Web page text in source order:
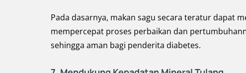
Pada dasarnya, makan sagu secara teratur dapat
mempercepat proses perbaikan dan
sehingga aman bagi penderita diabetes.